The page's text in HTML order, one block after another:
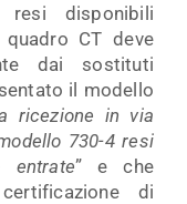
disponibili
quadro CT deve
dai sostituti
il modello
ricezione in via
730-4 resi
entrate” e che
di